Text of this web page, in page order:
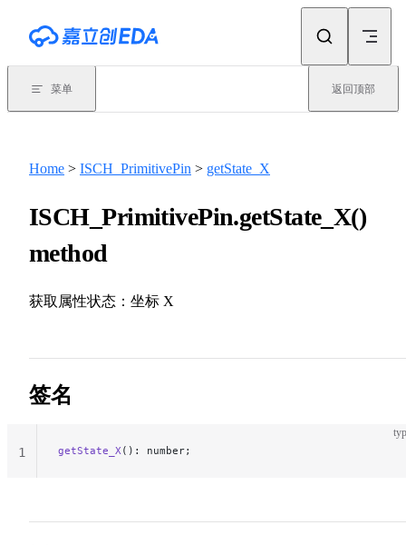
菜单 返回顶部
Home > ISCH_PrimitivePin > getState_X
ISCH_PrimitivePin.getState_X()
method
获取属性状态：坐标 X
签名
getState_X (): number;
1